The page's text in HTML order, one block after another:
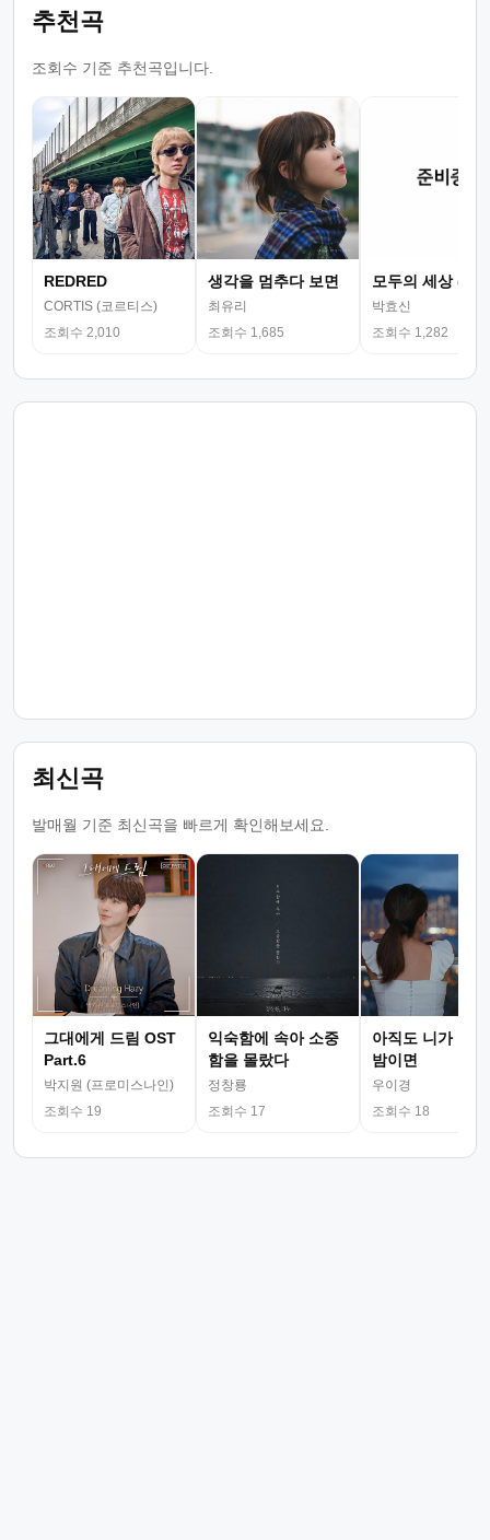
추천곡
조회수 기준 추천곡입니다.
REDRED
CORTIS (코르티스)
조회수 2,010
생각을 멈추다 보면
최유리
조회수 1,685
모두의 세상 (뮤
박효신
조회수 1,282
최신곡
발매월 기준 최신곡을 빠르게 확인해보세요.
그대에게 드림 OST
Part.6
박지원 (프로미스나인)
조회수 19
익숙함에 속아 소중
함을 몰랐다
정창룡
조회수 17
아직도 니가 그
밤이면
우이경
조회수 18